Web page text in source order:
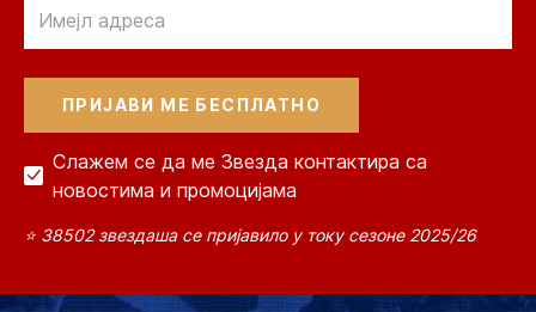
Слажем се да ме Звезда контактира са
новостима и промоцијама
⭐ 38502 звездаша се пријавило у току сезоне 2025/26